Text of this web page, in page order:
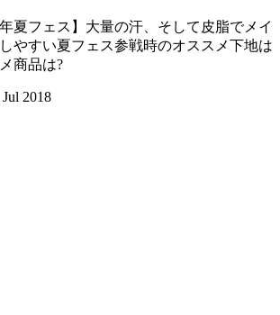
年夏フェス】大量の汗、そして皮脂でメイ
やすい夏フェス参戦時のオススメ下地は
商品は?
2018